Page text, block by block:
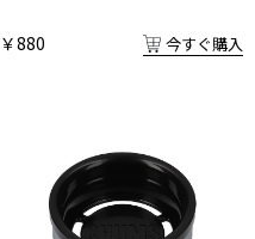
￥880 今すぐ購入